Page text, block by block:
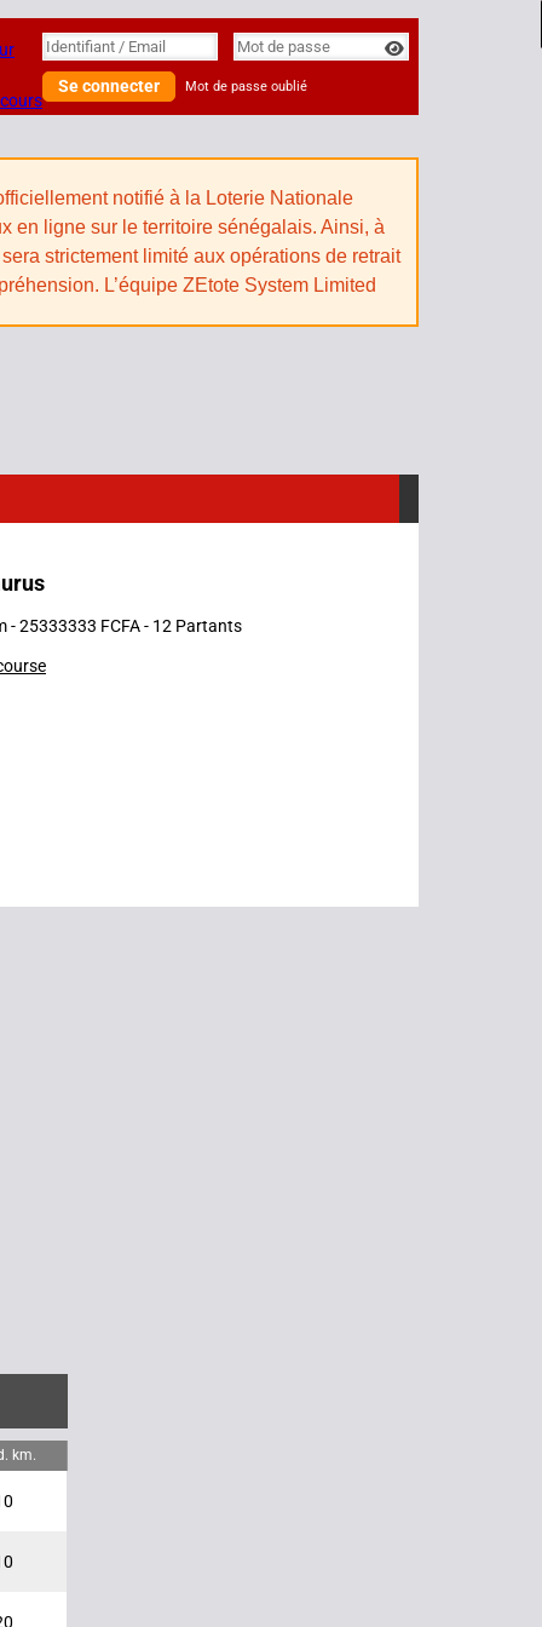
Identifiant
Identifiant / Email Mot de passe
Se connecter Mot de passe oublié
notifié à la Loterie Nationale
en ligne sur le territoire sénégalais. Ainsi, à
strictement limité aux opérations de retrait
L’équipe ZEtote System Limited
- 25333333 FCFA - 12 Partants
km.